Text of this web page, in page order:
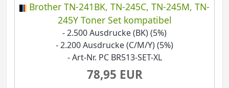
Brother TN-241BK, TN-245C, TN-245M, TN-
245Y Toner Set kompatibel
- 2.500 Ausdrucke (BK) (5%)
- 2.200 Ausdrucke (C/M/Y) (5%)
- Art-Nr. PC BR513-SET-XL
78,95 EUR